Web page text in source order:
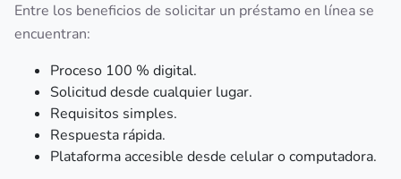
Entre los beneficios de solicitar un préstamo en línea se
encuentran:
Proceso 100 % digital.
Solicitud desde cualquier lugar.
Requisitos simples.
Respuesta rápida.
Plataforma accesible desde celular o computadora.